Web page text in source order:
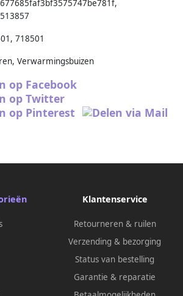
,
, 718501
Verwarmingsbuizen
Klantenservice
Retourneren & ruilen
Verzending & bezorging
Status van bestelling
Garantie & reparatie